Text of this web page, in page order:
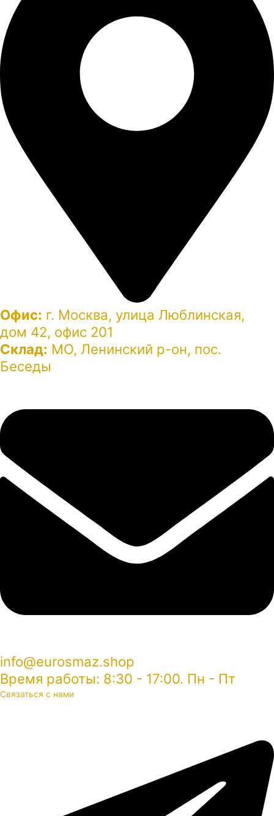
Офис: г. Москва, улица Люблинская,
дом 42, офис 201
Склад: МО, Ленинский р-он, пос.
Беседы
info@eurosmaz.shop
Время работы: 8:30 - 17:00. Пн - Пт
Связаться с нами